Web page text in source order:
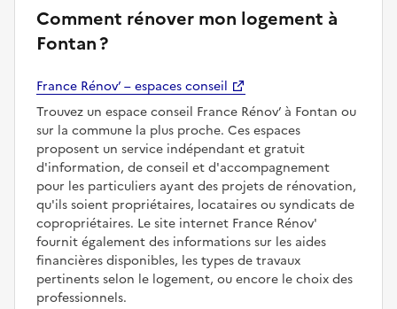
Comment rénover mon logement à
Fontan ?
France Rénov’ – espaces conseil
Trouvez un espace conseil France Rénov’ à Fontan ou
sur la commune la plus proche. Ces espaces
proposent un service indépendant et gratuit
d'information, de conseil et d'accompagnement
pour les particuliers ayant des projets de rénovation,
qu'ils soient propriétaires, locataires ou syndicats de
copropriétaires. Le site internet France Rénov'
fournit également des informations sur les aides
financières disponibles, les types de travaux
pertinents selon le logement, ou encore le choix des
professionnels.